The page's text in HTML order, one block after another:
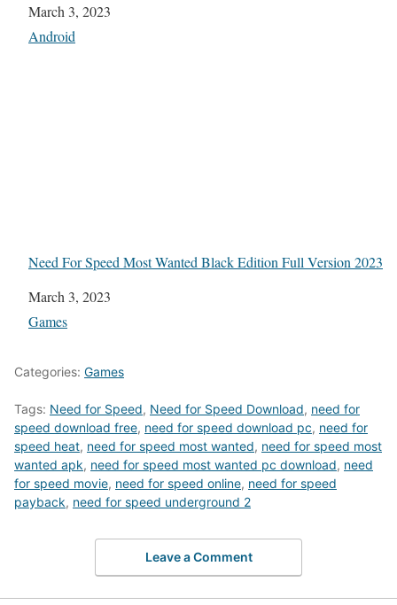
Date
March 3, 2023
In relation to
Android
Need For Speed Most Wanted Black Edition Full Version 2023
Date
March 3, 2023
In relation to
Games
Categories: Games
Tags: Need for Speed, Need for Speed Download, need for
speed download free, need for speed download pc, need for
speed heat, need for speed most wanted, need for speed most
wanted apk, need for speed most wanted pc download, need
for speed movie, need for speed online, need for speed
payback, need for speed underground 2
Leave a Comment